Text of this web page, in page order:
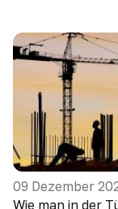
09 Dezember
Wie man in der